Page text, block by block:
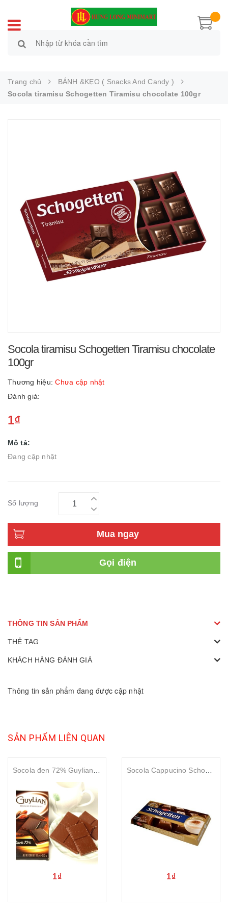
Trang chủ
BÁNH &KẸO ( Snacks And Candy )
Socola tiramisu Schogetten Tiramisu chocolate 100gr
Socola tiramisu Schogetten Tiramisu chocolate
100gr
Thương hiệu: Chưa cập nhật
Đánh giá:
1₫
Mô tả:
Đang cập nhật
Số lượng
Mua ngay
Gọi điện
THÔNG TIN SẢN PHẨM
THẺ TAG
KHÁCH HÀNG ĐÁNH GIÁ
Thông tin sản phẩm đang được cập nhật
SẢN PHẨM LIÊN QUAN
1₫ 1₫